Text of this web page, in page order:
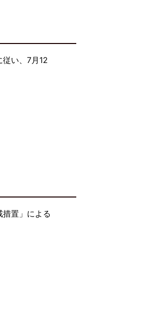
い、7月12
置」による